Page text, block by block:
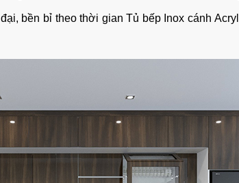
bền bỉ theo thời gian Tủ bếp Inox cánh